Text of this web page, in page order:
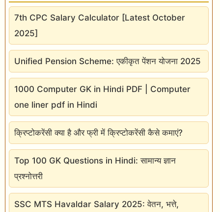
7th CPC Salary Calculator [Latest October
2025]
Unified Pension Scheme: एकीकृत पेंशन योजना 2025
1000 Computer GK in Hindi PDF | Computer
one liner pdf in Hindi
क्रिप्टोकरेंसी क्या है और फ्री में क्रिप्टोकरेंसी कैसे कमाएं?
Top 100 GK Questions in Hindi: सामान्य ज्ञान
प्रश्नोत्तरी
SSC MTS Havaldar Salary 2025: वेतन, भत्ते,